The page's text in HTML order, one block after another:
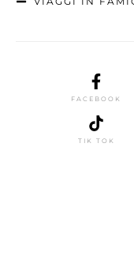
FACEBOOK
TIK TOK